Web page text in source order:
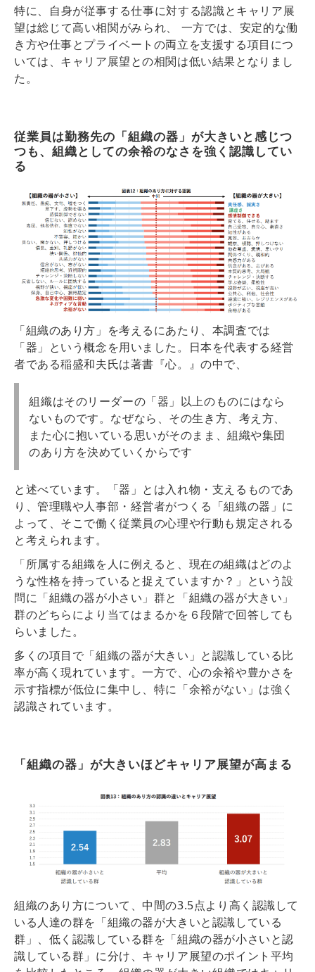
特に、自身が従事する仕事に対する認識とキャリア展
望は総じて高い相関がみられ、 一方では、 安定的な働
き方や仕事とプライベートの両立を支援する項目につ
いては、キャリア展望との相関は低い結果となりまし
た。
従業員は勤務先の「組織の器」が大きいと感じつ
つも、組織としての余裕のなさを強く認識してい
る
「組織のあり方」を考えるにあたり、本調査では
「器」という概念を用いました。日本を代表する経営
者である稲盛和夫氏は著書『心。』の中で、
組織はそのリーダーの「器」以上のものにはなら
ないものです。なぜなら、その生き方、考え方、
また心に抱いている思いがそのまま、組織や集団
のあり方を決めていくからです
と述べています。「器」とは入れ物・支えるものであ
り、管理職や人事部・経営者がつくる「組織の器」に
よって、そこで働く従業員の心理や行動も規定される
と考えられます。
「所属する組織を人に例えると、現在の組織はどのよ
うな性格を持っていると捉えていますか？」という設
問に「組織の器が小さい」群と「組織の器が大きい」
群のどちらにより当てはまるかを６段階で回答しても
らいました。
多くの項目で「組織の器が大きい」と認識している比
率が高く現れています。一方で、心の余裕や豊かさを
示す指標が低位に集中し、 特に「余裕がない」は強く
認識されています。
「組織の器」が大きいほどキャリア展望が高まる
組織のあり方について、中間の3.5点より高く認識して
いる人達の群を「組織の器が大きいと認識している
群」、低く認識している群を「組織の器が小さいと認
識している群」に分け、キャリア展望のポイント平均